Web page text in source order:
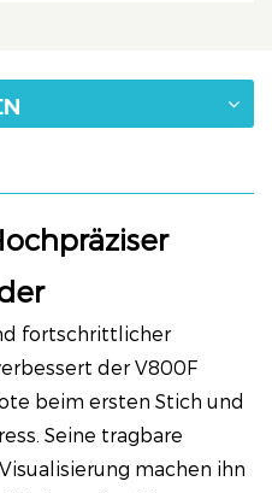
fortschrittlicher
der V800F
beim ersten Stich und
Seine tragbare
machen ihn